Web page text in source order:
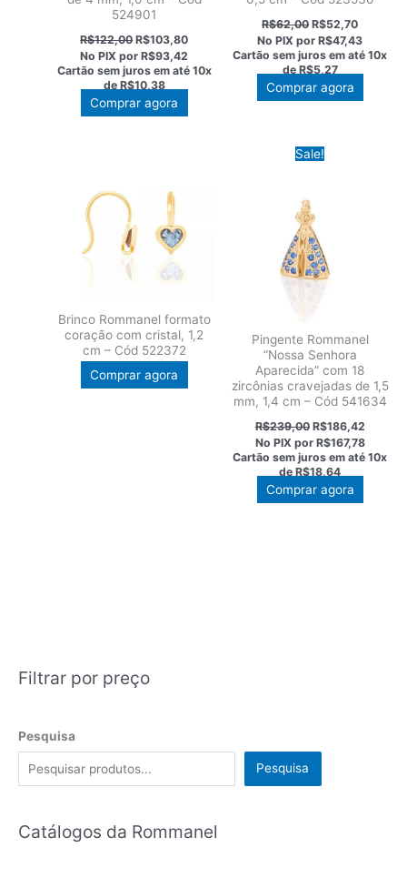
Filtrar por preço
Pesquisa
Pesquisa
Catálogos da Rommanel
524901
R$122,00O
preço
original
era:
R$122,00.
R$103,80O
atual
é:
R$103,80.
No PIX porR$93,42
Cartão sem juros em até 10x
deR$10,38
Comprar agora
página
do
produto
R$62,00O
preço
original
era:
R$62,00.
R$52,70O
preço
atual
é:
R$52,70.
No PIX porR$47,43
Cartão sem juros em até10x
deR$5,27
Comprar agora
produto
Brinco Rommanel formato
coração com cristal, 1,2
cm – Cód 522372
Comprar agora
Sale!
Pingente Rommanel
“Nossa Senhora
Aparecida” com 18
zircônias cravejadas de 1,5
mm, 1,4 cm – Cód 541634
R$239,00 O
preço
original
era:
R$239,00.
R$186,42O
preço
atual
é:
No PIX por R$167,78
Cartão sem juros em até10x
de R$18,64
Comprar agora